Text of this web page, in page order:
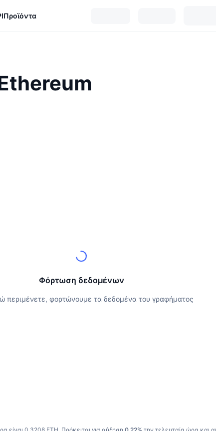
Προϊόντα
Φόρτωση δεδομένων
περιμένετε, φορτώνουμε τα δεδομένα του γραφήματος